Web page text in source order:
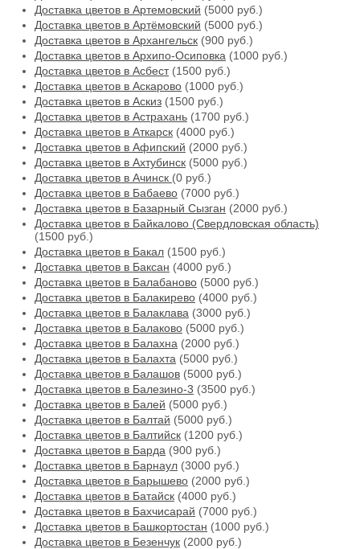
Доставка цветов в Артемовский (5000 руб.)
Доставка цветов в Артёмовский (5000 руб.)
Доставка цветов в Архангельск (900 руб.)
Доставка цветов в Архипо-Осиповка (1000 руб.)
Доставка цветов в Асбест(1500 руб.)
Доставка цветов в Аскарово (1000 руб.)
Доставка цветов в Аскиз (1500 руб.)
Доставка цветов в Астрахань (1700 руб.)
Доставка цветов в Аткарск (4000 руб.)
Доставка цветов в Афипский (2000 руб.)
Доставка цветов в Ахтубинск (5000 руб.)
Доставка цветов в Ачинск (0 руб.)
Доставка цветов в Бабаево (7000 руб.)
Доставка цветов в Базарный Сызган (2000 руб.)
Доставка цветов в Байкалово (Свердловская область)
(1500 руб.)
Доставка цветов в Бакал (1500 руб.)
Доставка цветов в Баксан (4000 руб.)
Доставка цветов в Балабаново (5000 руб.)
Доставка цветов в Балакирево (4000 руб.)
Доставка цветов в Балаклава (3000 руб.)
Доставка цветов в Балаково (5000 руб.)
Доставка цветов в Балахна (2000 руб.)
Доставка цветов в Балахта (5000 руб.)
Доставка цветов в Балашов (5000 руб.)
Доставка цветов в Балезино-3 (3500 руб.)
Доставка цветов в Балей (5000 руб.)
Доставка цветов в Балтай (5000 руб.)
Доставка цветов в Балтийск (1200 руб.)
Доставка цветов в Барда (900 руб.)
Доставка цветов в Барнаул (3000 руб.)
Доставка цветов в Барышево (2000 руб.)
Доставка цветов в Батайск (4000 руб.)
Доставка цветов в Бахчисарай (7000 руб.)
Доставка цветов в Башкортостан (1000 руб.)
Доставка цветов в Безенчук (2000 руб.)